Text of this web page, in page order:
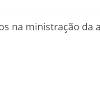
na ministração